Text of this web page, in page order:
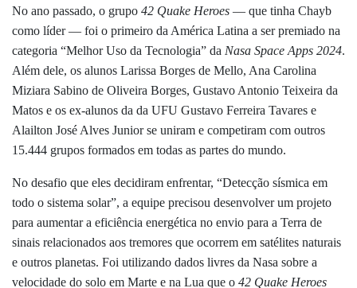
No ano passado, o grupo 42 Quake Heroes — que tinha Chayb
como líder — foi o primeiro da América Latina a ser premiado na
categoria “Melhor Uso da Tecnologia” da Nasa Space Apps 2024.
Além dele, os alunos Larissa Borges de Mello, Ana Carolina
Miziara Sabino de Oliveira Borges, Gustavo Antonio Teixeira da
Matos e os ex-alunos da da UFU Gustavo Ferreira Tavares e
Alailton José Alves Juniorse uniram e competiram com outros
15.444 grupos formados em todas as partes do mundo.
No desafio que eles decidiram enfrentar, “Detecção sísmica em
todo o sistema solar”, a equipe precisou desenvolver um projeto
para aumentar a eficiência energética no envio para a Terra de
sinais relacionados aos tremores que ocorrem em satélites naturais
e outros planetas. Foi utilizando dados livres da Nasa sobre a
velocidade do solo em Marte e na Lua que o 42 Quake Heroes